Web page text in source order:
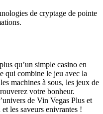
de cryptage de pointe
qu’un simple casino en
qui combine le jeu avec la
machines à sous, les jeux de
votre bonheur.
de Vin Vegas Plus et
les saveurs enivrantes !